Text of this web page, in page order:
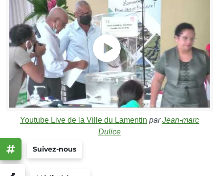
Suivez-nous
Youtube Live de la Ville du Lamentin parJean-marc
Dulice